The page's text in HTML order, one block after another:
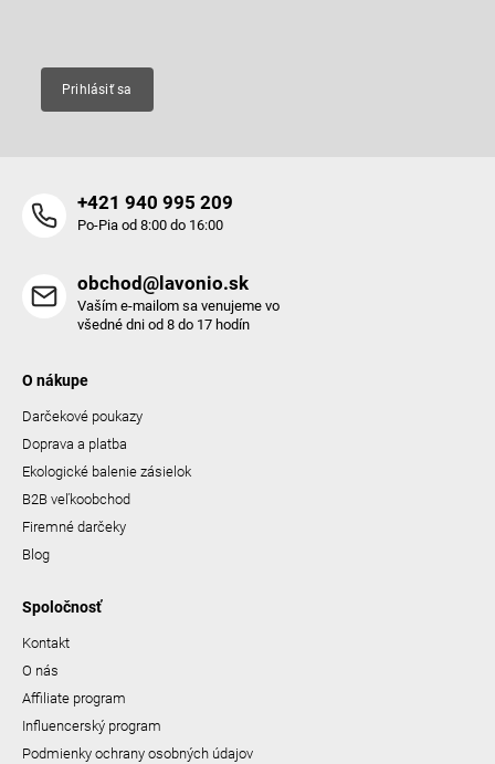
Prihlásiť sa
+421 940 995 209
Po-Pia od 8:00 do 16:00
obchod@lavonio.sk
Vaším e-mailom sa venujeme vo
všedné dni od 8 do 17 hodín
O nákupe
Darčekové poukazy
Doprava a platba
Ekologické balenie zásielok
B2B veľkoobchod
Firemné darčeky
Blog
Spoločnosť
Kontakt
O nás
Affiliate program
Influencerský program
Podmienky ochrany osobných údajov